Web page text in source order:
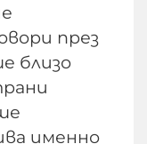
през
близо
именно